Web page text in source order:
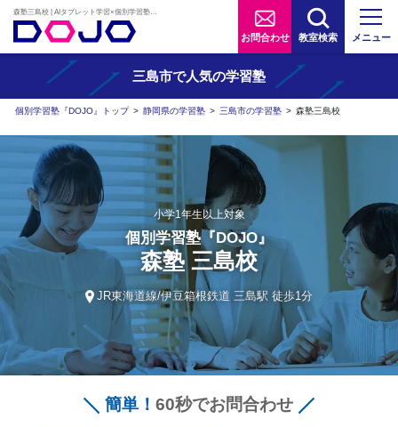
お問合わせ 教室検索 メニュー
三島市で人気の学習塾
個別学習塾『DOJO』トップ > 静岡県の学習塾 > 三島市の学習塾 > 森塾三島校
小学1年生以上対象
個別学習塾『DOJO』
森塾 三島校
JR東海道線/伊豆箱根鉄道 三島駅 徒歩1分
簡単！ 60秒でお問合わせ